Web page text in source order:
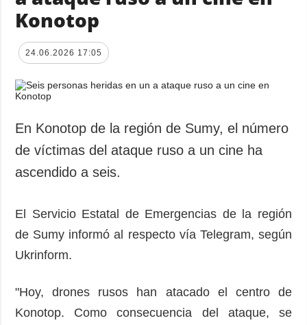
Konotop
24.06.2026 17:05
En Konotop de la región de Sumy, el número
de víctimas del ataque ruso a un cine ha
ascendido a seis.
El Servicio Estatal de Emergencias de la región
de Sumy informó al respecto vía Telegram, según
Ukrinform.
"Hoy, drones rusos han atacado el centro de
Konotop. Como consecuencia del ataque, se